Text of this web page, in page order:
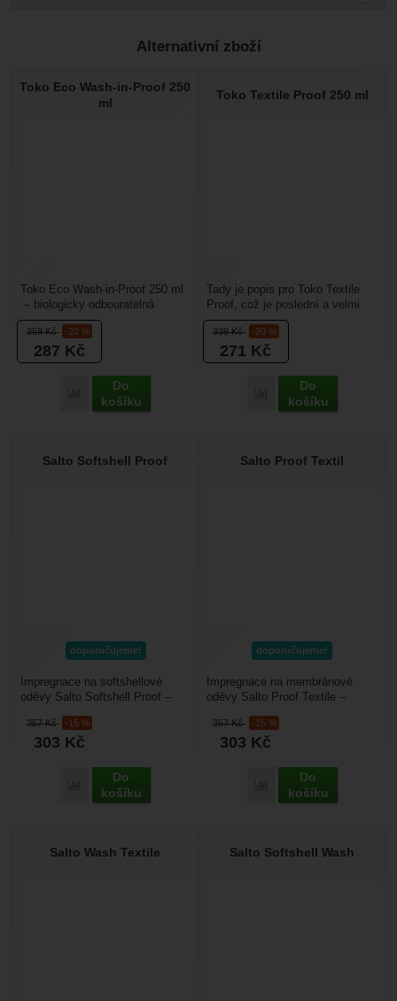
Nebyla přidána žádná recenze.
Alternativní zboží
Toko Eco Wash-in-Proof 250
ml
359Kč -20 %
287 Kč
Porovnat
Do
košíku
Toko Eco Wash-in-Proof 250 ml
– biologicky odbouratelná
impregnace pro membránové
oblečení (membránové...
Toko Textile Proof 250 ml
339Kč -20 %
271 Kč
Porovnat
Do
košíku
Tady je popis pro Toko Textile
Proof, což je poslední a velmi
důležitý krok v péči o vaše
outdoorové...
Salto Softshell Proof
doporučujeme!
357Kč -15 %
303 Kč
Porovnat
Do
košíku
Impregnace na softshellové
oděvy Salto Softshell Proof –
softshellové oděvy....
Salto Proof Textil
doporučujeme!
357Kč -15 %
303 Kč
Porovnat
Do
košíku
Impregnace na membránové
oděvy Salto Proof Textile –
membránové oděvy vyrobené...
Salto Wash Textile Salto Softshell Wash